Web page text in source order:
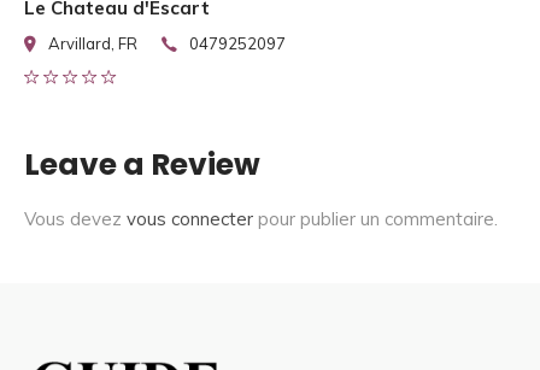
Le Chateau d'Escart
Arvillard, FR 0479252097
Leave a Review
Vous devez vous connecter pour publier un commentaire.